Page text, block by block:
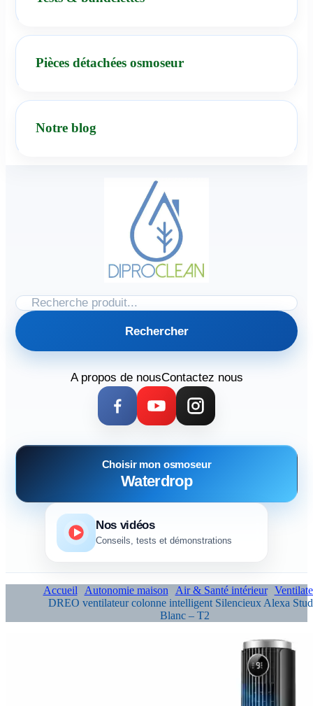
Pièces détachées osmoseur
Notre blog
Rechercher
A propos de nousContactez nous
Choisir mon osmoseur
Waterdrop
Nos vidéos
Conseils, tests et démonstrations
Accueil Autonomie maison Air & Santé intérieur
DREO ventilateur colonne intelligent Silencieux Alexa
Blanc – T2